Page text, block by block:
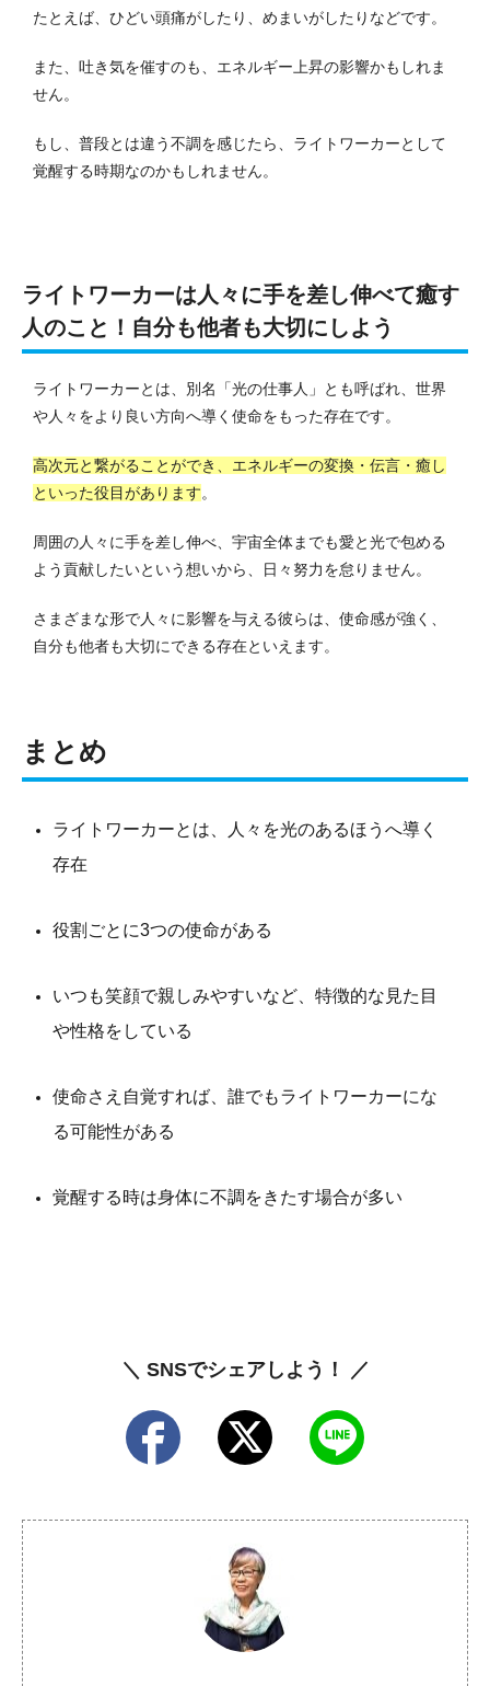
たとえば、ひどい頭痛がしたり、めまいがしたりなどです。
また、吐き気を催すのも、エネルギー上昇の影響かもしれま
せん。
もし、普段とは違う不調を感じたら、ライトワーカーとして
覚醒する時期なのかもしれません。
ライトワーカーは人々に手を差し伸べて癒す
人のこと！自分も他者も大切にしよう
ライトワーカーとは、別名「光の仕事人」とも呼ばれ、世界
や人々をより良い方向へ導く使命をもった存在です。
高次元と繋がることができ、エネルギーの変換・伝言・癒し
といった役目があります。
周囲の人々に手を差し伸べ、宇宙全体までも愛と光で包める
よう貢献したいという想いから、日々努力を怠りません。
さまざまな形で人々に影響を与える彼らは、使命感が強く、
自分も他者も大切にできる存在といえます。
まとめ
ライトワーカーとは、人々を光のあるほうへ導く
存在
役割ごとに3つの使命がある
いつも笑顔で親しみやすいなど、特徴的な見た目
や性格をしている
使命さえ自覚すれば、誰でもライトワーカーにな
る可能性がある
覚醒する時は身体に不調をきたす場合が多い
＼ SNSでシェアしよう！ ／